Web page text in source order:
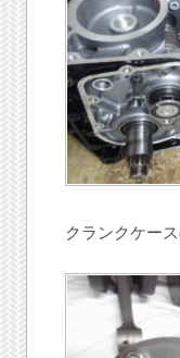
クランクケー